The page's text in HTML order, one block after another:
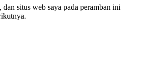
dan situs web saya pada peramban ini